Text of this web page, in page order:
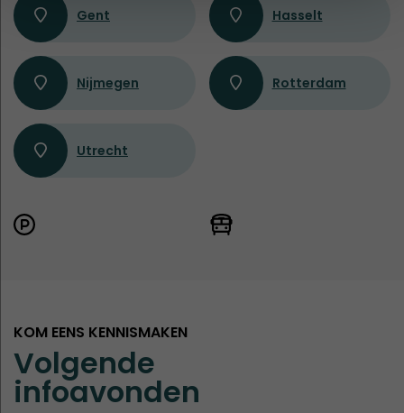
Gent Hasselt
Nijmegen Rotterdam
Utrecht
KOM EENS KENNISMAKEN
Volgende
infoavonden